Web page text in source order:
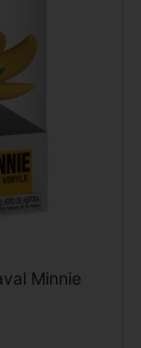
Minnie